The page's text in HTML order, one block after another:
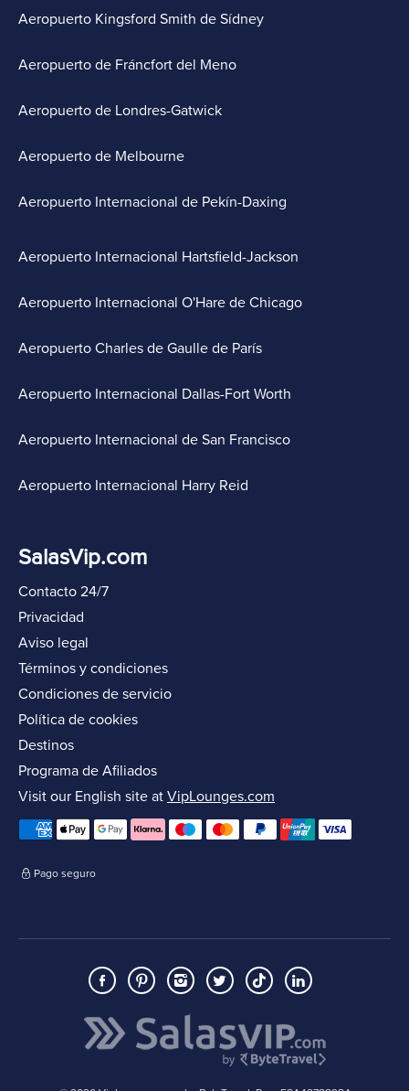
Aeropuerto Kingsford Smith de Sídney
Aeropuerto de Fráncfort del Meno
Aeropuerto de Londres-Gatwick
Aeropuerto de Melbourne
Aeropuerto Internacional de Pekín-Daxing
Aeropuerto Internacional Hartsfield-Jackson
Aeropuerto Internacional O'Hare de Chicago
Aeropuerto Charles de Gaulle de París
Aeropuerto Internacional Dallas-Fort Worth
Aeropuerto Internacional de San Francisco
Aeropuerto Internacional Harry Reid
SalasVip.com
Contacto 24/7
Privacidad
Aviso legal
Términos y condiciones
Condiciones de servicio
Política de cookies
Destinos
Programa de Afiliados
Visit our English site at VipLounges.com
Pago seguro